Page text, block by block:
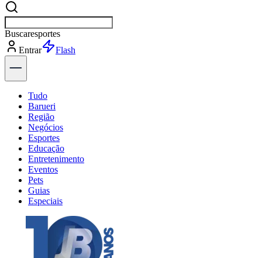
Buscarpolítica
Entrar
Explorar
Tudo
Barueri
Região
Negócios
Esportes
Educação
Entretenimento
Eventos
Pets
Guias
Especiais
Explore Tudo
Últimas Notícias
Previsão do Tempo
Trânsito e Rotas